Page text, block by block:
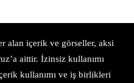
alan içerik ve görseller, aksi
aittir. İzinsiz kullanımı
kullanımı ve iş birlikleri